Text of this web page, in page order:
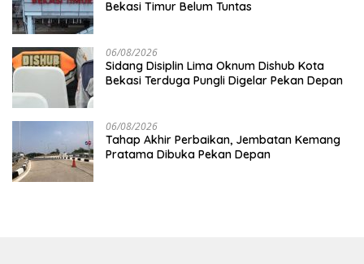
Bekasi Timur Belum Tuntas
06/08/2026
Sidang Disiplin Lima Oknum Dishub Kota
Bekasi Terduga Pungli Digelar Pekan Depan
06/08/2026
Tahap Akhir Perbaikan, Jembatan Kemang
Pratama Dibuka Pekan Depan